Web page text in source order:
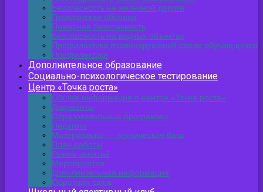
Безопасность на железной дороге
Гражданская оборона
Пожарная безопасность
Безопасность на водных объектах
Профилактика правонарушений среди обучающихся
Профилактика
Дополнительное образование
Социально-психологическое тестирование
Центр «Точка роста»
Общая информация о центре «Точка роста»
Документы
Образовательные программы
Педагоги
Материально — техническая база
План работы
Режим занятий
Мероприятия
Дополнительная информация
Обратная связь